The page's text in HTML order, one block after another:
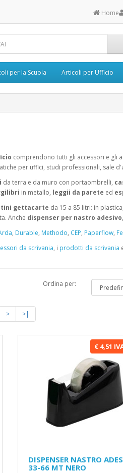
Home
per la Scuola Articoli per Ufficio
comprendono tutti gli accessori e gli
per uffici, studi professionali, sale
da terra e da muro con portaombrelli,
in metallo, leggii da parete ed
gettacarte da 15 a 85 litri: in
Anche dispenser per nastro adesivo,
, Durable, Methodo, CEP, Paperflow,
da scrivania, i prodotti da scrivania
Ordina per:
> >|
€ 4,51
DISPENSER NASTRO
33-66 MT NERO